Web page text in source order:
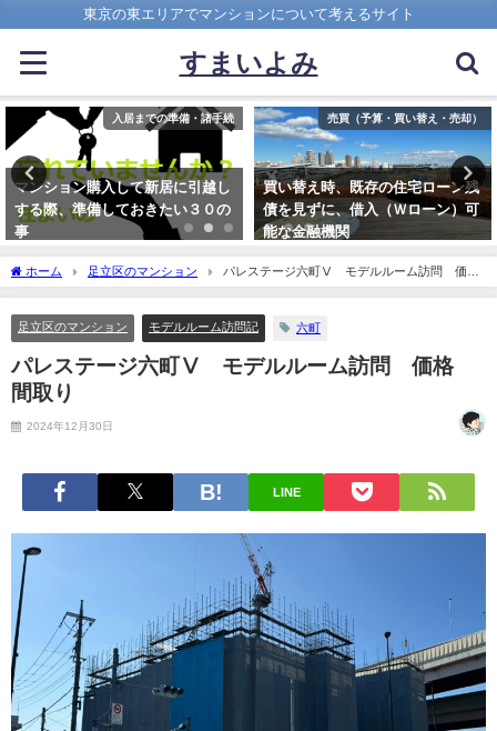
東京の東エリアでマンションについて考えるサイト
すまいよみ
売買（予算・買い替え・売却）
買い替え時、既存の住宅ローン残
債を見ずに、借入（Ｗローン）可
能な金融機関
マンションの選び方
水害リスクが高いエリアでマンシ
ョンを検討する際、押さえておく
べき3つの視点
ホーム 足立区のマンション
パレステージ六町Ⅴ モデルルーム訪問 価
格 間取り
足立区のマンション モデルルーム訪問記 六町
パレステージ六町Ⅴ モデルルーム訪問 価格
間取り
2024年12月30日
LINE